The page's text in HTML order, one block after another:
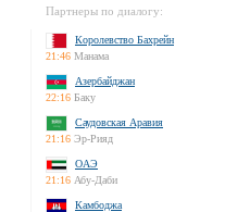
Партнеры по диалогу:
Королевство Бахрейн
21:46 Манама
Азербайджан
22:16 Баку
Саудовская Аравия
21:16 Эр-Рияд
ОАЭ
21:16 Абу-Даби
Камбоджа